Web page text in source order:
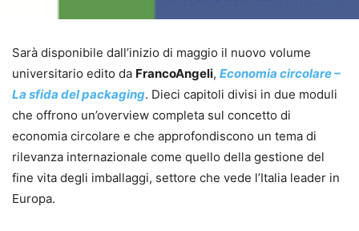
Sarà disponibile dall’inizio di maggio il nuovo volume
universitario edito da FrancoAngeli, Economia circolare –
La sfida del packaging. Dieci capitoli divisi in due moduli
che offrono un’overview completa sul concetto di
economia circolare e che approfondiscono un tema di
rilevanza internazionale come quello della gestione del
fine vita degli imballaggi, settore che vede l’Italia leader in
Europa.